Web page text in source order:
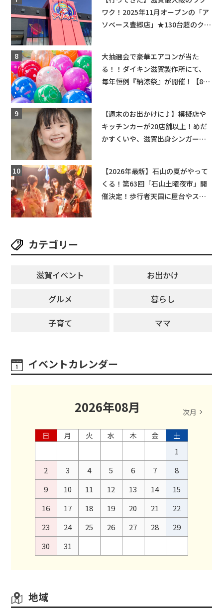
ワク！2025年11月オープンの「ア
ソベース豊郷店」★130台超のクレ
大抽選会で豪華エアコンが当た
る！！ダイキン滋賀製作所にて、
毎年恒例『納涼祭』が開催！【8月
【週末のお出かけに♪】模擬店や
キッチンカーが20店舗以上！めだ
かすくいや、滋賀出身シンガーソ
【2026年最新】石山の夏がやって
くる！第63回「石山土曜夜市」開
催決定！歩行者天国に屋台やステ
カテゴリー
滋賀イベント
お出かけ
グルメ
暮らし
子育て
ママ
イベントカレンダー
2026年08月 次月
日 月 火 水 木 金
土
1
2
3 4 5 6 7
8
9
10 11 12 13 14
15
16
17 18 19 20 21
22
23
24 25 26 27 28
29
30
31
地域